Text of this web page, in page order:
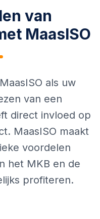
van
MaasISO
als uw
van een
direct invloed op
MaasISO maakt
voordelen
het MKB en de
profiteren.